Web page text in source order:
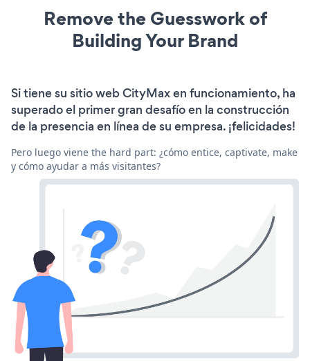
Remove the Guesswork of
Building Your Brand
Si tiene su sitio web CityMax en funcionamiento, ha
superado el primer gran desafío en la construcción
de la presencia en línea de su empresa. ¡felicidades!
Pero luego viene the hard part: ¿cómo entice, captivate, make
y cómo ayudar a más visitantes?